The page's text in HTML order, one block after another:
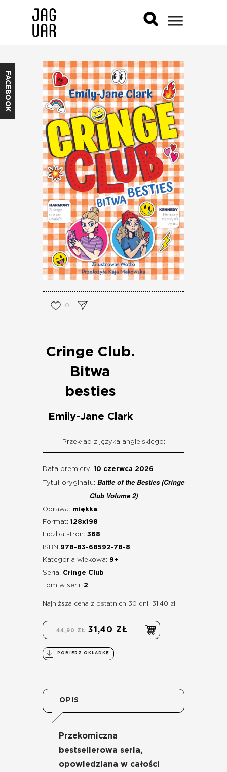
FACEBOOK
0
Cringe Club.
Bitwa
besties
Emily-Jane Clark
Przekład z języka angielskiego:
Data premiery: 10 czerwca 2026
Tytuł oryginału: Battle of the Besties (Cringe
Club Volume 2)
Oprawa: miękka
Format: 128x198
Liczba stron: 368
ISBN 978-83-68592-78-8
Kategoria wiekowa: 9+
Seria: Cringe Club
Tom w serii: 2
Najniższa cena z ostatnich 30 dni: 31,40 zł
44,90 ZŁ 31,40 ZŁ
POBIERZ OKŁADKĘ
OPIS
Przekomiczna
bestsellerowa seria,
opowiedziana w całości